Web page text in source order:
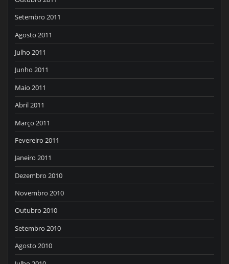
Setembro 2011
Agosto 2011
Julho 2011
Junho 2011
Maio 2011
Abril 2011
Março 2011
Fevereiro 2011
Janeiro 2011
Dezembro 2010
Novembro 2010
Outubro 2010
Setembro 2010
Agosto 2010